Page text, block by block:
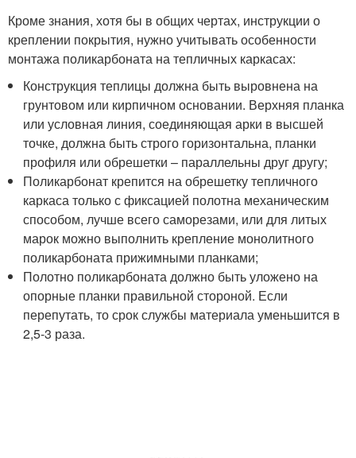
Кроме знания, хотя бы в общих чертах, инструкции о
креплении покрытия, нужно учитывать особенности
монтажа поликарбоната на тепличных каркасах:
Конструкция теплицы должна быть выровнена на
грунтовом или кирпичном основании. Верхняя планка
или условная линия, соединяющая арки в высшей
точке, должна быть строго горизонтальна, планки
профиля или обрешетки – параллельны друг другу;
Поликарбонат крепится на обрешетку тепличного
каркаса только с фиксацией полотна механическим
способом, лучше всего саморезами, или для литых
марок можно выполнить крепление монолитного
поликарбоната прижимными планками;
Полотно поликарбоната должно быть уложено на
опорные планки правильной стороной. Если
перепутать, то срок службы материала уменьшится в
2,5-3 раза.